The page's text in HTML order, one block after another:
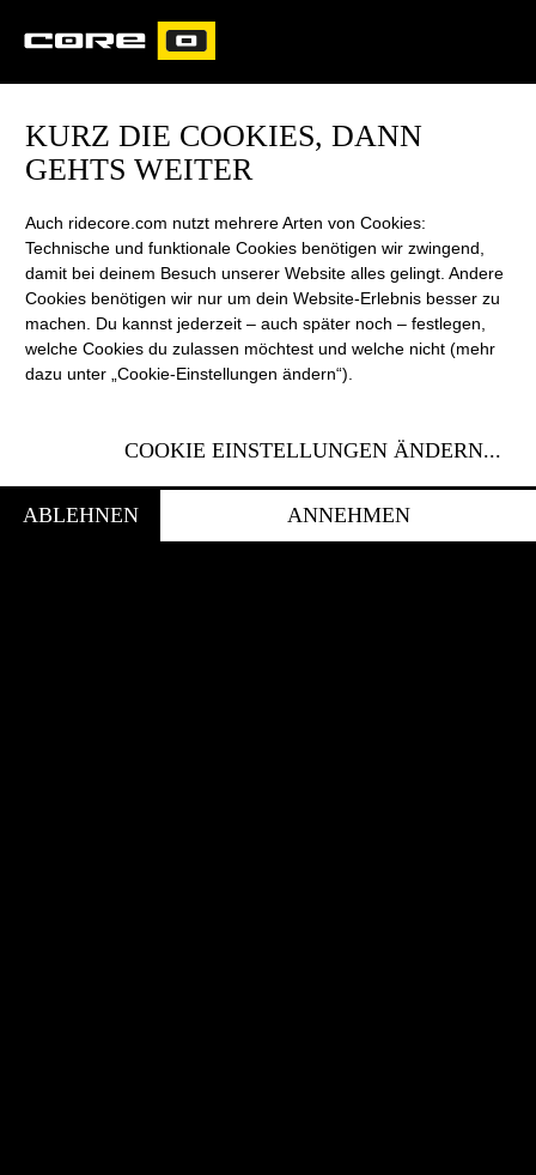
CARVED
KURZ DIE COOKIES, DANN
GEHTS WEITER
Auch ridecore.com nutzt mehrere Arten von Cookies:
Technische und funktionale Cookies benötigen wir zwingend,
damit bei deinem Besuch unserer Website alles gelingt. Andere
Cookies benötigen wir nur um dein Website-Erlebnis besser zu
machen. Du kannst jederzeit – auch später noch – festlegen,
welche Cookies du zulassen möchtest und welche nicht (mehr
dazu unter „Cookie-Einstellungen ändern“).
COOKIE EINSTELLUNGEN ÄNDERN...
ABLEHNEN ANNEHMEN